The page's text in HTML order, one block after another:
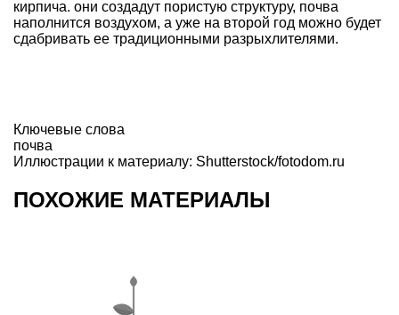
кирпича. они создадут пористую структуру, почва
наполнится воздухом, а уже на второй год можно будет
сдабривать ее традиционными разрыхлителями.
Ключевые слова
почва
Иллюстрации к материалу: Shutterstock/fotodom.ru
ПОХОЖИЕ МАТЕРИАЛЫ